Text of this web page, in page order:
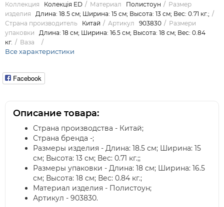
Коллекция Колекція ED Материал Полистоун
Размер
изделия
Длина: 18.5 см; Ширина: 15 см; Высота: 13 см; Вес: 0.71 кг.;
Страна производитель
Китай Артикул 903830
Размери
упаковки
Длина: 18 см; Ширина: 16.5 см; Высота: 18 см; Вес: 0.84
кг.
Ваза
Все характеристики
Facebook
Описание товара:
Страна производства - Китай;
Страна бренда -;
Размеры изделия - Длина: 18.5 см; Ширина: 15
см; Высота: 13 см; Вес: 0.71 кг.;;
Размеры упаковки - Длина: 18 см; Ширина: 16.5
см; Высота: 18 см; Вес: 0.84 кг.;
Материал изделия - Полистоун;
Артикул - 903830.